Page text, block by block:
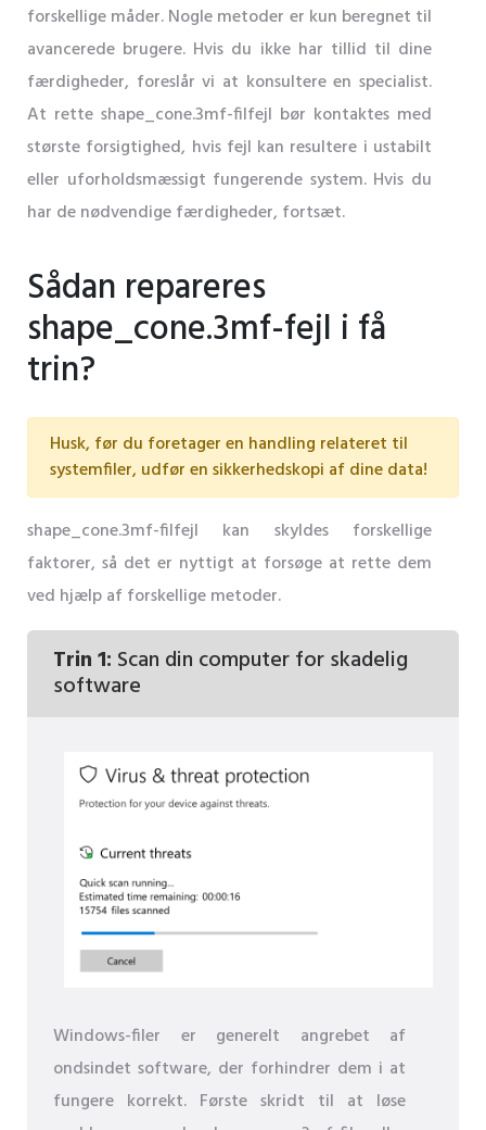
forskellige måder. Nogle metoder er kun beregnet til
avancerede brugere. Hvis du ikke har tillid til dine
færdigheder, foreslår vi at konsultere en specialist.
At rette shape_cone.3mf-filfejl bør kontaktes med
største forsigtighed, hvis fejl kan resultere i ustabilt
eller uforholdsmæssigt fungerende system. Hvis du
har de nødvendige færdigheder, fortsæt.
Sådan repareres
shape_cone.3mf-fejl i få
trin?
Husk, før du foretager en handling relateret til
systemfiler, udfør en sikkerhedskopi af dine data!
shape_cone.3mf-filfejl kan skyldes forskellige
faktorer, så det er nyttigt at forsøge at rette dem
ved hjælp af forskellige metoder.
Trin 1: Scan din computer for skadelig
software
Windows-filer er generelt angrebet af
ondsindet software, der forhindrer dem i at
fungere korrekt. Første skridt til at løse